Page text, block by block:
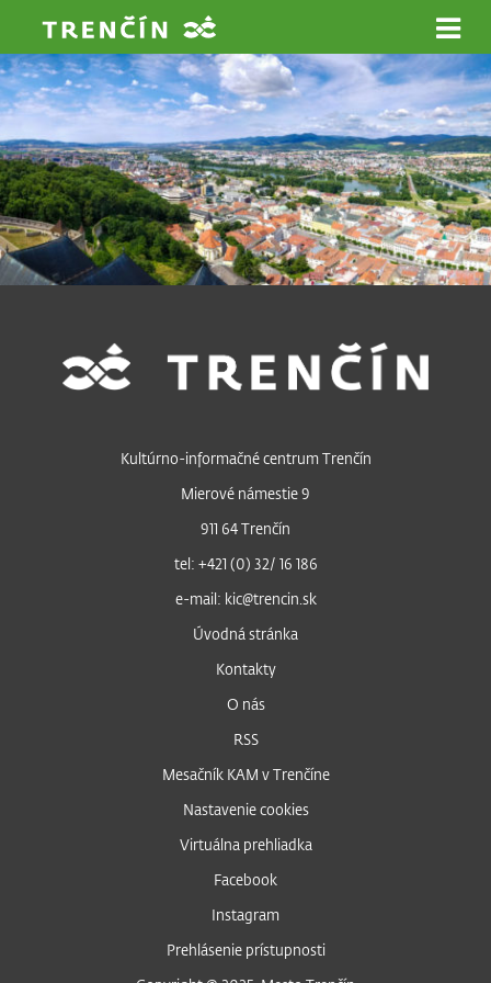
Kultúrno-informačné centrum Trenčín
Mierové námestie 9
911 64 Trenčín
tel: +421 (0) 32/ 16 186
e-mail: kic@trencin.sk
Úvodná stránka
Kontakty
O nás
RSS
Mesačník KAM v Trenčíne
Nastavenie cookies
Virtuálna prehliadka
Facebook
Instagram
Prehlásenie prístupnosti